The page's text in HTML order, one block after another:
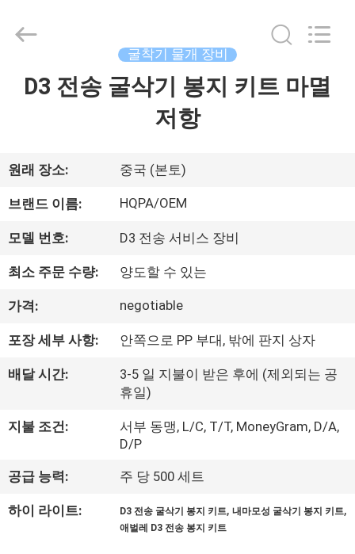
품
우
리
여
공
장
여
Beijing
Services
굴착기 물개 장비
D3 전송 굴삭기 봉지 키트 마멸
저항
원래 장소: 중국 (본토)
브랜드 이름: HQPA/OEM
모델 번호: D3 전송 서비스 장비
최소 주문 수량: 양도할 수 있는
가격: negotiable
포장 세부 사항: 안쪽으로 PP 부대, 밖에 판지 상자
배달 시간:
3-5 일 지불이 받은 후에 (제외되는 공
휴일)
지불 조건:
서부 동맹, L/C, T/T, MoneyGram, D/A,
D/P
공급 능력: 주 당 500 세트
하이 라이트: D3 전송 굴삭기 봉지 키트,내마모성 굴삭기 봉지 키트,
애벌레 D3 전송 봉지 키트